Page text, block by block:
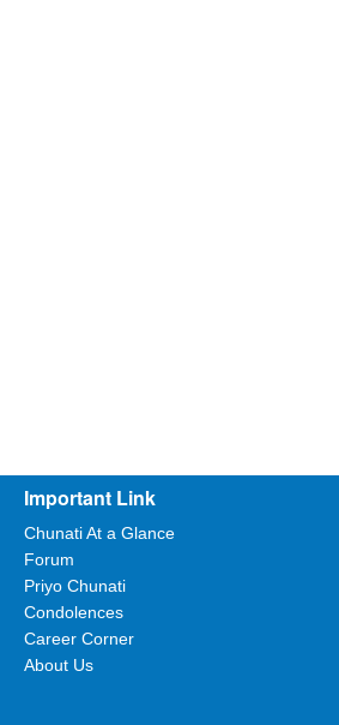
Important Link
Chunati At a Glance
Forum
Priyo Chunati
Condolences
Career Corner
About Us